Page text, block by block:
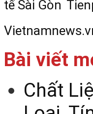
tế Sài Gòn
Bài viết
Chất